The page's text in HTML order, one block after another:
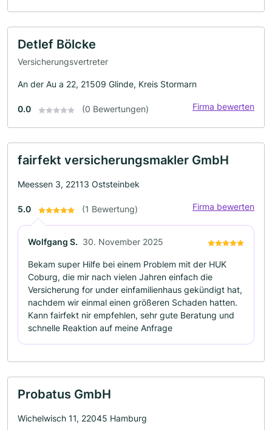
Detlef Bölcke
Versicherungsvertreter
An der Au a 22, 21509 Glinde, Kreis Stormarn
0.0 (0 Bewertungen) Firma bewerten
fairfekt versicherungsmakler GmbH
Meessen 3, 22113 Oststeinbek
5.0 (1 Bewertung) Firma bewerten
Wolfgang S. 30. November 2025
Bekam super Hilfe bei einem Problem mit der HUK
Coburg, die mir nach vielen Jahren einfach die
Versicherung for under einfamilienhaus gekündigt hat,
nachdem wir einmal einen größeren Schaden hatten.
Kann fairfekt nir empfehlen, sehr gute Beratung und
schnelle Reaktion auf meine Anfrage
Probatus GmbH
Wichelwisch 11, 22045 Hamburg